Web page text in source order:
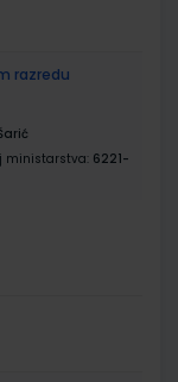
razredu
ministarstva: 6221-